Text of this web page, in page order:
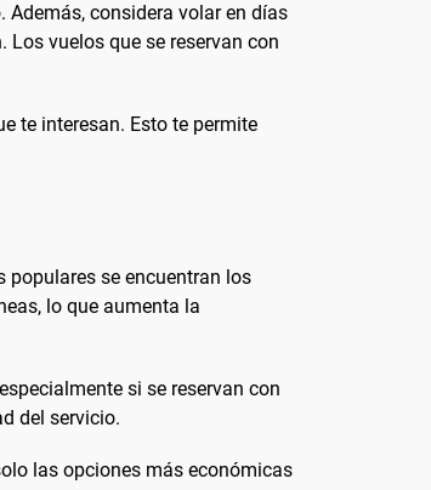
considera volar en días
Los vuelos que se reservan con
te interesan. Esto te permite
populares se encuentran los
lo que aumenta la
si se reservan con
del servicio.
las opciones más económicas